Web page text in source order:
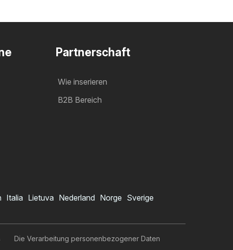
Partnerschaft
Wie inserieren
B2B Bereich
Italia Lietuva Nederland Norge Sverige
Die Verarbeitung personenbezogener Daten